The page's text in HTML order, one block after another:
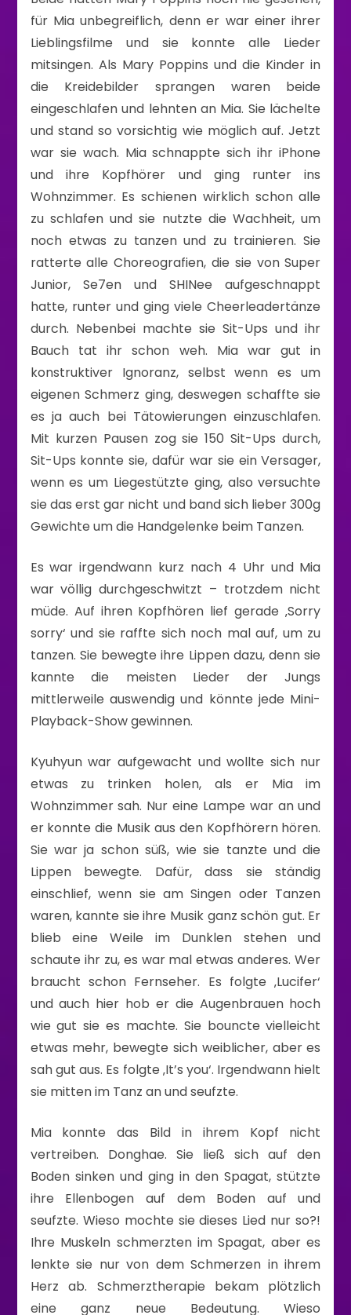
für Mia unbegreiflich, denn er war einer ihrer
Lieblingsfilme und sie konnte alle Lieder
mitsingen. Als Mary Poppins und die Kinder in
die Kreidebilder sprangen waren beide
eingeschlafen und lehnten an Mia. Sie lächelte
und stand so vorsichtig wie möglich auf. Jetzt
war sie wach. Mia schnappte sich ihr iPhone
und ihre Kopfhörer und ging runter ins
Wohnzimmer. Es schienen wirklich schon alle
zu schlafen und sie nutzte die Wachheit, um
noch etwas zu tanzen und zu trainieren. Sie
ratterte alle Choreografien, die sie von Super
Junior, Se7en und SHINee aufgeschnappt
hatte, runter und ging viele Cheerleadertänze
durch. Nebenbei machte sie Sit-Ups und ihr
Bauch tat ihr schon weh. Mia war gut in
konstruktiver Ignoranz, selbst wenn es um
eigenen Schmerz ging, deswegen schaffte sie
es ja auch bei Tätowierungen einzuschlafen.
Mit kurzen Pausen zog sie 150 Sit-Ups durch,
Sit-Ups konnte sie, dafür war sie ein Versager,
wenn es um Liegestützte ging, also versuchte
sie das erst gar nicht und band sich lieber 300g
Gewichte um die Handgelenke beim Tanzen.
Es war irgendwann kurz nach 4 Uhr und Mia
war völlig durchgeschwitzt – trotzdem nicht
müde. Auf ihren Kopfhören lief gerade ‚Sorry
sorry‘ und sie raffte sich noch mal auf, um zu
tanzen. Sie bewegte ihre Lippen dazu, denn sie
kannte die meisten Lieder der Jungs
mittlerweile auswendig und könnte jede Mini-
Playback-Show gewinnen.
Kyuhyun war aufgewacht und wollte sich nur
etwas zu trinken holen, als er Mia im
Wohnzimmer sah. Nur eine Lampe war an und
er konnte die Musik aus den Kopfhörern hören.
Sie war ja schon süß, wie sie tanzte und die
Lippen bewegte. Dafür, dass sie ständig
einschlief, wenn sie am Singen oder Tanzen
waren, kannte sie ihre Musik ganz schön gut. Er
blieb eine Weile im Dunklen stehen und
schaute ihr zu, es war mal etwas anderes. Wer
braucht schon Fernseher. Es folgte ‚Lucifer‘
und auch hier hob er die Augenbrauen hoch
wie gut sie es machte. Sie bouncte vielleicht
etwas mehr, bewegte sich weiblicher, aber es
sah gut aus. Es folgte ‚It’s you‘. Irgendwann hielt
sie mitten im Tanz an und seufzte.
Mia konnte das Bild in ihrem Kopf nicht
vertreiben. Donghae. Sie ließ sich auf den
Boden sinken und ging in den Spagat, stützte
ihre Ellenbogen auf dem Boden auf und
seufzte. Wieso mochte sie dieses Lied nur so?!
Ihre Muskeln schmerzten im Spagat, aber es
lenkte sie nur von dem Schmerzen in ihrem
Herz ab. Schmerztherapie bekam plötzlich
eine ganz neue Bedeutung. Wieso